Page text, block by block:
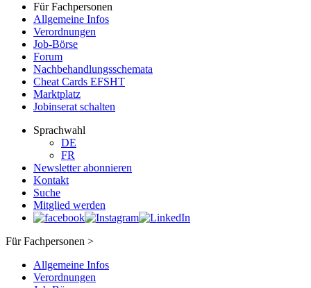
Für Fachpersonen
Allgemeine Infos
Verordnungen
Job-Börse
Forum
Nachbehandlungsschemata
Cheat Cards EFSHT
Marktplatz
Jobinserat schalten
Sprachwahl
DE
FR
Newsletter abonnieren
Kontakt
Suche
Mitglied werden
Für Fachpersonen >
Allgemeine Infos
Verordnungen